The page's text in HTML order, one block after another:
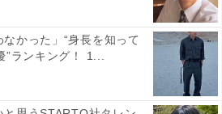
ると「宮城県内で常にトップクラ
大学をはじめとする難関大学へ
富です。その高い学力水準と伝統
30代女性／北海道）、「今の順位
なかった」“身長を知って
ランキング！ 1...